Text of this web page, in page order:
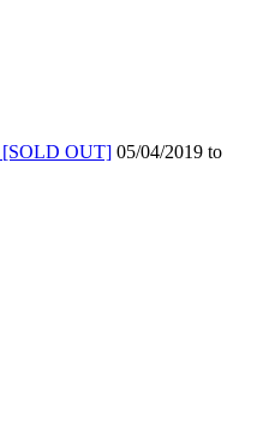
[SOLD OUT] 05/04/2019 to